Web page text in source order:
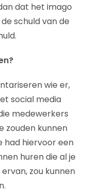
dat het imago
schuld van de
wie er,
social media
medewerkers
zouden kunnen
had hiervoor een
huren die al je
zou kunnen